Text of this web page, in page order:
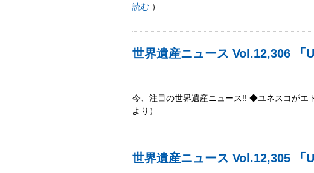
読む）
世界遺産ニュース Vol.12,306 「
今、注目の世界遺産ニュース!! ◆ユネスコが
より）
世界遺産ニュース Vol.12,305 「